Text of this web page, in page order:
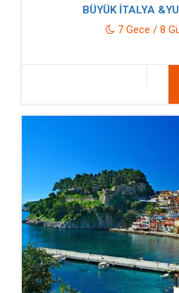
BÜYÜK İTALYA
7 Gece / 8